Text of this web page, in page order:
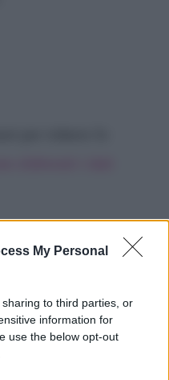
My Personal
to third parties, or
information for
use the below opt-out